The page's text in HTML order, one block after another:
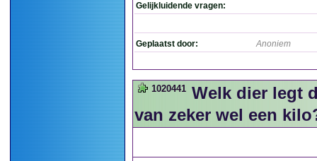
Gelijkluidende vragen:
Geplaatst door: Anoniem
1020441 Welk dier legt
van zeker wel een